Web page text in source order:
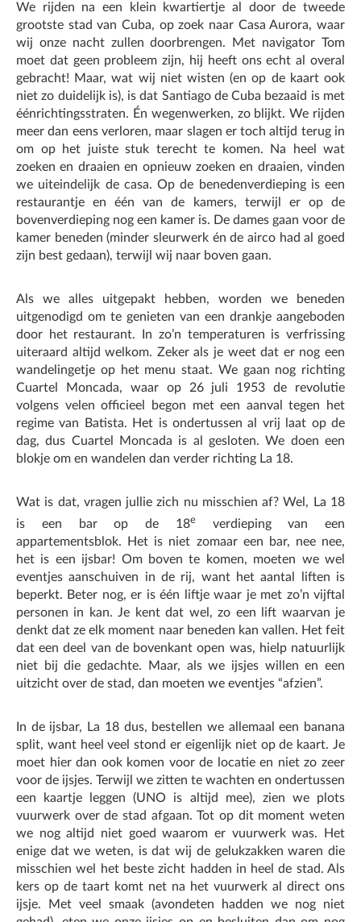
We rijden na een klein kwartiertje al door de tweede
grootste stad van Cuba, op zoek naar Casa Aurora, waar
wij onze nacht zullen doorbrengen. Met navigator Tom
moet dat geen probleem zijn, hij heeft ons echt al overal
gebracht! Maar, wat wij niet wisten (en op de kaart ook
niet zo duidelijk is), is dat Santiago de Cuba bezaaid is met
éénrichtingsstraten. Én wegenwerken, zo blijkt. We rijden
meer dan eens verloren, maar slagen er toch altijd terug in
om op het juiste stuk terecht te komen. Na heel wat
zoeken en draaien en opnieuw zoeken en draaien, vinden
we uiteindelijk de casa. Op de benedenverdieping is een
restaurantje en één van de kamers, terwijl er op de
bovenverdieping nog een kamer is. De dames gaan voor de
kamer beneden (minder sleurwerk én de airco had al goed
zijn best gedaan), terwijl wij naar boven gaan.
Als we alles uitgepakt hebben, worden we beneden
uitgenodigd om te genieten van een drankje aangeboden
door het restaurant. In zo’n temperaturen is verfrissing
uiteraard altijd welkom. Zeker als je weet dat er nog een
wandelingetje op het menu staat. We gaan nog richting
Cuartel Moncada, waar op 26 juli 1953 de revolutie
volgens velen officieel begon met een aanval tegen het
regime van Batista. Het is ondertussen al vrij laat op de
dag, dus Cuartel Moncada is al gesloten. We doen een
blokje om en wandelen dan verder richting La 18.
Wat is dat, vragen jullie zich nu misschien af? Wel, La 18
is een bar op de 18everdieping van een
appartementsblok. Het is niet zomaar een bar, nee nee,
het is een ijsbar! Om boven te komen, moeten we wel
eventjes aanschuiven in de rij, want het aantal liften is
beperkt. Beter nog, er is één liftje waar je met zo’n vijftal
personen in kan. Je kent dat wel, zo een lift waarvan je
denkt dat ze elk moment naar beneden kan vallen. Het feit
dat een deel van de bovenkant open was, hielp natuurlijk
niet bij die gedachte. Maar, als we ijsjes willen en een
uitzicht over de stad, dan moeten we eventjes “afzien”.
In de ijsbar, La 18 dus, bestellen we allemaal een banana
split, want heel veel stond er eigenlijk niet op de kaart. Je
moet hier dan ook komen voor de locatie en niet zo zeer
voor de ijsjes. Terwijl we zitten te wachten en ondertussen
een kaartje leggen (UNO is altijd mee), zien we plots
vuurwerk over de stad afgaan. Tot op dit moment weten
we nog altijd niet goed waarom er vuurwerk was. Het
enige dat we weten, is dat wij de gelukzakken waren die
misschien wel het beste zicht hadden in heel de stad. Als
kers op de taart komt net na het vuurwerk al direct ons
ijsje. Met veel smaak (avondeten hadden we nog niet